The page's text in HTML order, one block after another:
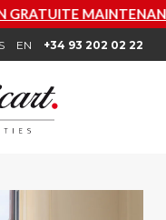
EN +34 93 202 02 22